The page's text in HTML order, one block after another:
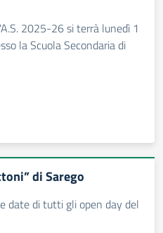
2025-26 si terrà lunedì 1
la Scuola Secondaria di
di Sarego
date di tutti gli open day del